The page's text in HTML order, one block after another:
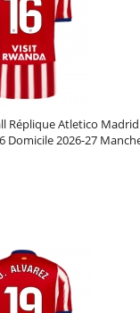
Réplique Atletico Madrid
Domicile 2026-27